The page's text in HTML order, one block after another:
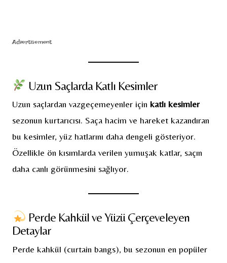
Advertisement
Uzun Saçlarda Katlı Kesimler
Uzun saçlardan vazgeçemeyenler için katlı kesimler
sezonun kurtarıcısı. Saça hacim ve hareket kazandıran
bu kesimler, yüz hatlarını daha dengeli gösteriyor.
Özellikle ön kısımlarda verilen yumuşak katlar, saçın
daha canlı görünmesini sağlıyor.
Perde Kahkül ve Yüzü Çerçeveleyen
Detaylar
Perde kahkül (curtain bangs), bu sezonun en popüler